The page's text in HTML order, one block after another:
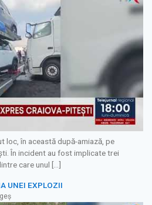
loc, în această după-amiază, pe
În incident au fost implicate trei
care unul […]
UNEI EXPLOZII